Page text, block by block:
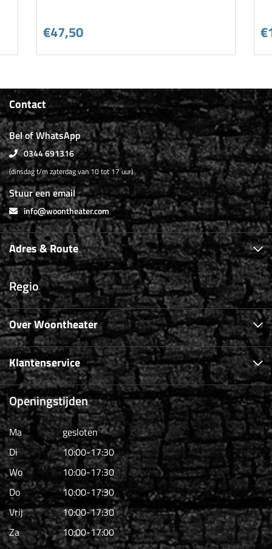
€47,50
Contact
Bel of WhatsApp
0344 691316
(dinsdag t/m zaterdag van 10 tot 17 uur)
Stuur een email
info@woontheater.com
Adres & Route
Regio
Over Woontheater
Klantenservice
Openingstijden
Ma
gesloten
Di
10:00-17:30
Wo
10:00-17:30
Do
10:00-17:30
Vrij
10:00-17:30
Za
10:00-17:00